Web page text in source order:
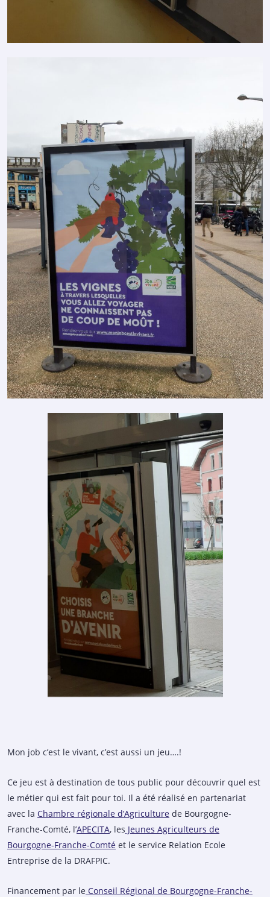
Mon job c’est le vivant, c’est aussi un jeu….!
Ce jeu est à destination de tous public pour découvrir quel est
le métier qui est fait pour toi. Il a été réalisé en partenariat
avec la Chambre régionale d’Agriculture de Bourgogne-
Franche-Comté, l’APECITA, les Jeunes Agriculteurs de
Bourgogne-Franche-Comté et le service Relation Ecole
Entreprise de la DRAFPIC.
Financement par le Conseil Régional de Bourgogne-Franche-